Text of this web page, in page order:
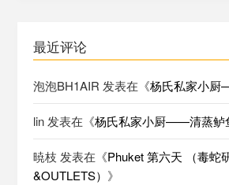
最近评论
泡泡BH1AIR 发表在《杨氏私家小
lin发表在《杨氏私家小厨——清蒸鲈
暁枝 发表在《Phuket 第六天 （毒蛇
&OUTLETS） 》